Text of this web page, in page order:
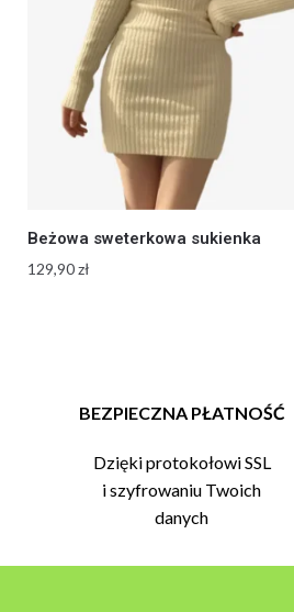
Beżowa sweterkowa sukienka
129,90zł
BEZPIECZNA PŁATNOŚĆ
Dzięki protokołowi SSL
i szyfrowaniu Twoich
danych